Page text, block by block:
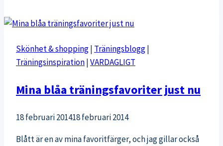
mån
sug
efter
Skönhet & shopping| Träningsblogg|
Träningsinspiration|VARDAGLIGT
Mina blåa träningsfavoriter just nu
18 februari 201418 februari 2014
Blått är en av mina favoritfärger, och jag gillar också